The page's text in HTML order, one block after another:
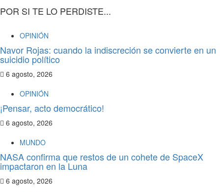
POR SI TE LO PERDISTE...
OPINIÓN
Navor Rojas: cuando la indiscreción se convierte en un
suicidio político
6 agosto, 2026
OPINIÓN
¡Pensar, acto democrático!
6 agosto, 2026
MUNDO
NASA confirma que restos de un cohete de SpaceX
impactaron en la Luna
6 agosto, 2026